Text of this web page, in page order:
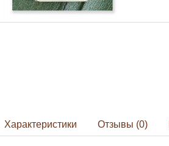
Характеристики Отзывы (0)